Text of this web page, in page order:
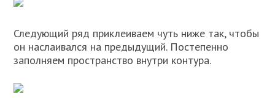
Следующий ряд приклеиваем чуть ниже так, чтобы
он наслаивался на предыдущий. Постепенно
заполняем пространство внутри контура.